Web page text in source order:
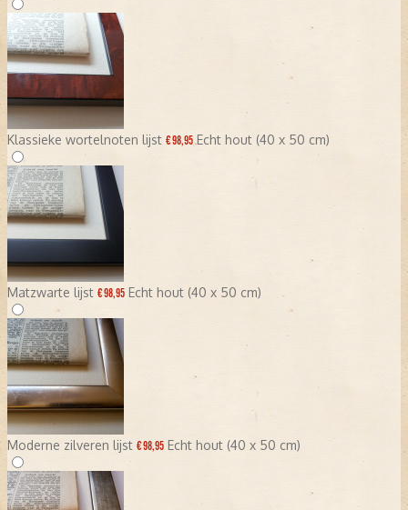
Klassieke wortelnoten lijst € 98,95 Echt hout (40 x 50 cm)
Matzwarte lijst € 98,95 Echt hout (40 x 50 cm)
Moderne zilveren lijst € 98,95 Echt hout (40 x 50 cm)